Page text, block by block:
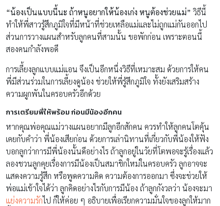
“น้องเป็นแบบนี้นะ ถ้าหนูอยากให้น้องเก่ง หนูต้องช่วยแม่” วิธีนี้
ทำให้พี่สาวรู้สึกภูมิใจที่มีหน้าที่ช่วยเหลือแม่และไม่ถูกแม่กันออกไป
ส่วนการวางแผนสำหรับลูกคนที่สามนั้น ขอพักก่อน เพราะตอนนี้
สองคนกำลังพอดี
การเลี้ยงลูกแบบแม่แอน จึงเป็นอีกหนึ่งวิธีที่เหมาะสม ด้วยการให้คน
พี่มีส่วนร่วมในการเลี้ยงดูน้อง ช่วยให้พี่รู้สึกภูมิใจ ทั้งยังเสริมสร้าง
ความผูกพันในครอบครัวอีกด้วย
การเตรียมพี่ให้พร้อม ก่อนมีน้องอีกคน
หากคุณพ่อคุณแม่วางแผนอยากมีลูกอีกสักคน ควรทำให้ลูกคนโตคุ้น
เคยกับคำว่า พี่น้องเสียก่อน ด้วยการเล่านิทานที่เกี่ยวกับพี่น้องให้ฟัง
บอกลูกว่าการมีพี่น้องนั้นดีอย่างไร ถ้าลูกอยู่ในวัยที่โตพอจะรู้เรื่องแล้ว
ลองชวนลูกคุยเรื่องการมีน้องเป็นสมาชิกใหม่ในครอบครัว ลูกอาจจะ
แสดงความรู้สึก หรือพูดความคิด ความต้องการออกมา ซึ่งจะช่วยให้
พ่อแม่เข้าใจได้ว่า ลูกคิดอย่างไรกับการมีน้อง ถ้าลูกกังวลว่า น้องจะมา
แย่งความรักไป ก็ให้ค่อย ๆ อธิบายเพื่อเรียกความมั่นใจของลูกให้มาก